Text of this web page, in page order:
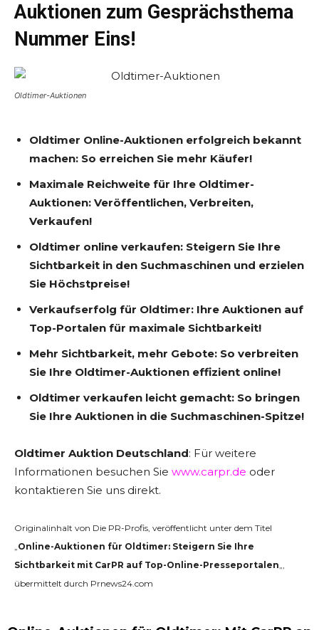
Auktionen zum Gesprächsthema
Nummer Eins!
Oldtimer-Auktionen
Oldtimer Online-Auktionen erfolgreich bekannt
machen: So erreichen Sie mehr Käufer!
Maximale Reichweite für Ihre Oldtimer-
Auktionen: Veröffentlichen, Verbreiten,
Verkaufen!
Oldtimer online verkaufen: Steigern Sie Ihre
Sichtbarkeit in den Suchmaschinen und erzielen
Sie Höchstpreise!
Verkaufserfolg für Oldtimer: Ihre Auktionen auf
Top-Portalen für maximale Sichtbarkeit!
Mehr Sichtbarkeit, mehr Gebote: So verbreiten
Sie Ihre Oldtimer-Auktionen effizient online!
Oldtimer verkaufen leicht gemacht: So bringen
Sie Ihre Auktionen in die Suchmaschinen-Spitze!
Oldtimer Auktion Deutschland: Für weitere
Informationen besuchen Sie www.carpr.de oder
kontaktieren Sie uns direkt.
Originalinhalt von Die PR-Profis, veröffentlicht unter dem Titel
„Online-Auktionen für Oldtimer: Steigern Sie Ihre
Sichtbarkeit mit CarPR auf Top-Online-Presseportalen„,
übermittelt durch Prnews24.com